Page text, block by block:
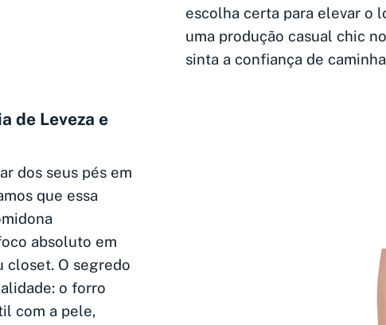
escolha certa para elevar o
uma produção casual chic
sinta a confiança de
de Leveza e
dos seus pés em
que essa
absoluto em
closet. O segredo
o forro
com a pele,